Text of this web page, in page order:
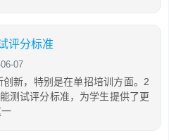
评分标准
07
新，特别是在单招培训方面。2
测试评分标准，为学生提供了更